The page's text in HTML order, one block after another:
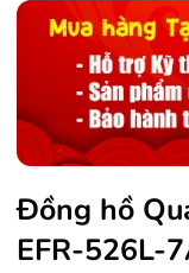
Đồng hồ
EFR-526L-